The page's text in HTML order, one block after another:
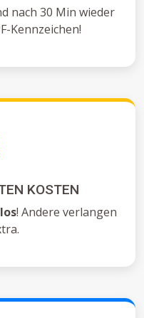
nach 30 Min wieder
Kennzeichen!
KOSTEN
! Andere verlangen